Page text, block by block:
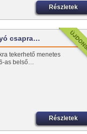
Részletek
csapra…
tekerhető menetes
as belső…
Részletek